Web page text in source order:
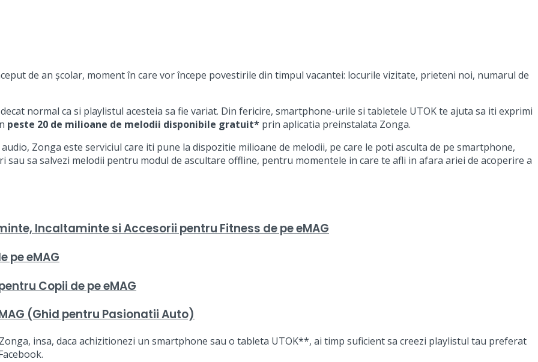
de an școlar, moment în care vor începe povestirile din timpul vacantei: locurile vizitate, prieteni noi, numarul de
normal ca si playlistul acesteia sa fie variat. Din fericire, smartphone-urile si tabletele UTOK te ajuta sa iti exprimi
peste 20 de milioane de melodii disponibile gratuit* prin aplicatia preinstalata Zonga.
Zonga este serviciul care iti pune la dispozitie milioane de melodii, pe care le poti asculta de pe smartphone,
sa salvezi melodii pentru modul de ascultare offline, pentru momentele in care te afli in afara ariei de acoperire a
Incaltaminte si Accesorii pentru Fitness de pe eMAG
pe eMAG
Copii de pe eMAG
(Ghid pentru Pasionatii Auto)
insa, daca achizitionezi un smartphone sau o tableta UTOK**, ai timp suficient sa creezi playlistul tau preferat